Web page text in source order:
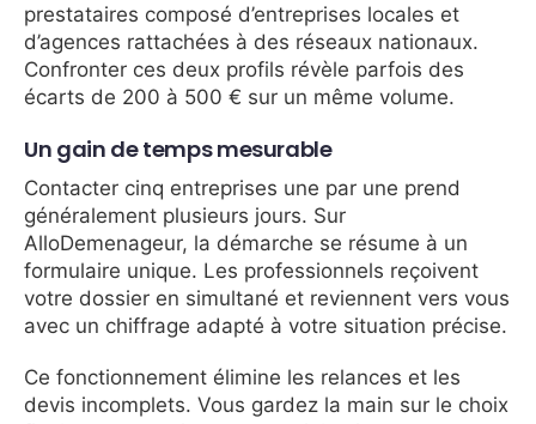
prestataires composé d’entreprises locales et
d’agences rattachées à des réseaux nationaux.
Confronter ces deux profils révèle parfois des
écarts de 200 à 500 € sur un même volume.
Un gain de temps mesurable
Contacter cinq entreprises une par une prend
généralement plusieurs jours. Sur
AlloDemenageur, la démarche se résume à un
formulaire unique. Les professionnels reçoivent
votre dossier en simultané et reviennent vers vous
avec un chiffrage adapté à votre situation précise.
Ce fonctionnement élimine les relances et les
devis incomplets. Vous gardez la main sur le choix